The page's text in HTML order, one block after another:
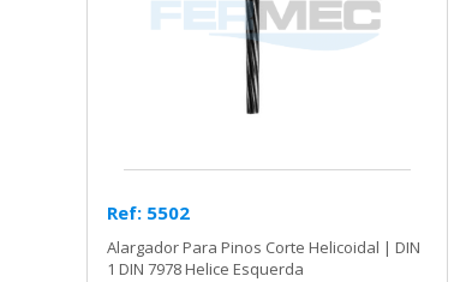
Ref: 5502
Alargador Para Pinos Corte Helicoidal | DIN
1 DIN 7978 Helice Esquerda